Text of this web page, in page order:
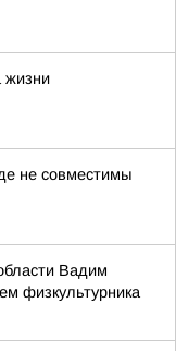
жизни
не совместимы
Вадим
физкультурника